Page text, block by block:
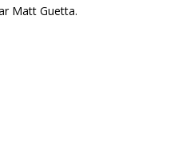
Matt Guetta.